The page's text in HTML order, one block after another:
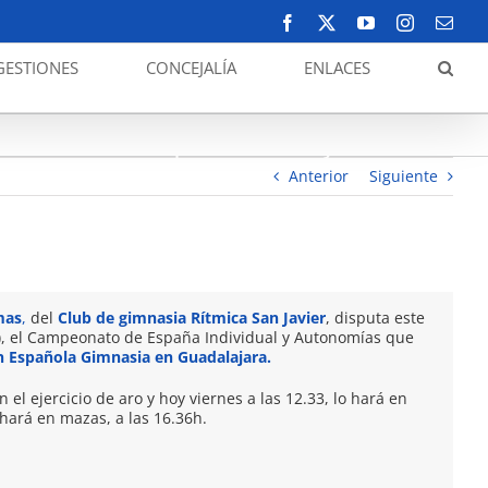
Facebook YouTubeInstagram
CONCEJALÍA ENLACES
La sanjaviereña Julieta Lomas, del Rítmica San
Anterior Siguiente
, del Club de gimnasia Rítmica San Javier, disputa este
el Campeonato de España Individual y Autonomías que
Española Gimnasia en Guadalajara.
el ejercicio de aro y hoy viernes a las 12.33, lo hará en
en mazas, a las 16.36h.